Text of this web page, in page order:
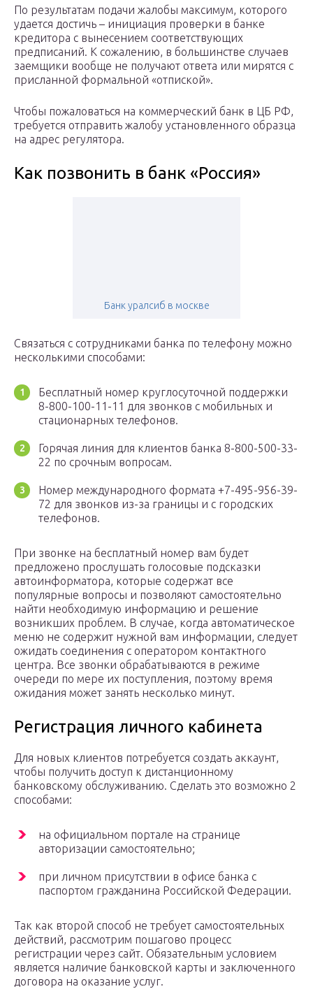
По результатам подачи жалобы максимум, которого
удается достичь – инициация проверки в банке
кредитора с вынесением соответствующих
предписаний. К сожалению, в большинстве случаев
заемщики вообще не получают ответа или мирятся с
присланной формальной «отпиской».
Чтобы пожаловаться на коммерческий банк в ЦБ РФ,
требуется отправить жалобу установленного образца
на адрес регулятора.
Как позвонить в банк «Россия»
Банк уралсиб в москве
Связаться с сотрудниками банка по телефону можно
несколькими способами:
Бесплатный номер круглосуточной поддержки
8-800-100-11-11 для звонков с мобильных и
стационарных телефонов.
Горячая линия для клиентов банка 8-800-500-33-
22 по срочным вопросам.
Номер международного формата +7-495-956-39-
72 для звонков из-за границы и с городских
телефонов.
При звонке на бесплатный номер вам будет
предложено прослушать голосовые подсказки
автоинформатора, которые содержат все
популярные вопросы и позволяют самостоятельно
найти необходимую информацию и решение
возникших проблем. В случае, когда автоматическое
меню не содержит нужной вам информации, следует
ожидать соединения с оператором контактного
центра. Все звонки обрабатываются в режиме
очереди по мере их поступления, поэтому время
ожидания может занять несколько минут.
Регистрация личного кабинета
Для новых клиентов потребуется создать аккаунт,
чтобы получить доступ к дистанционному
банковскому обслуживанию. Сделать это возможно 2
способами:
на официальном портале на странице
авторизации самостоятельно;
при личном присутствии в офисе банка с
паспортом гражданина Российской Федерации.
Так как второй способ не требует самостоятельных
действий, рассмотрим пошагово процесс
регистрации через сайт. Обязательным условием
является наличие банковской карты и заключенного
договора на оказание услуг.